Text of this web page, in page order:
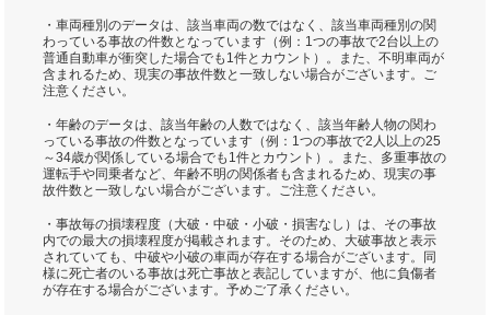
・車両種別のデータは、該当車両の数ではなく、該当車両種別の関
わっている事故の件数となっています（例：1つの事故で2台以上の
普通自動車が衝突した場合でも1件とカウント）。また、不明車両が
含まれるため、現実の事故件数と一致しない場合がございます。ご
注意ください。
・年齢のデータは、該当年齢の人数ではなく、該当年齢人物の関わ
っている事故の件数となっています（例：1つの事故で2人以上の25
～34歳が関係している場合でも1件とカウント）。また、多重事故の
運転手や同乗者など、年齢不明の関係者も含まれるため、現実の事
故件数と一致しない場合がございます。ご注意ください。
・事故毎の損壊程度（大破・中破・小破・損害なし）は、その事故
内での最大の損壊程度が掲載されます。そのため、大破事故と表示
されていても、中破や小破の車両が存在する場合がございます。同
様に死亡者のいる事故は死亡事故と表記していますが、他に負傷者
が存在する場合がございます。予めご了承ください。